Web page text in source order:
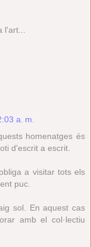
a. m.
homenatges és
d'escrit a escrit.
a visitar tots els
puc.
sol. En aquest cas
amb el col·lectiu